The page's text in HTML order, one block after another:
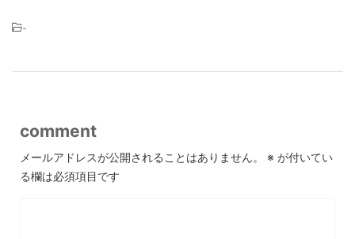
-
comment
メールアドレスが公開されることはありません。 ※ が付いてい
る欄は必須項目です